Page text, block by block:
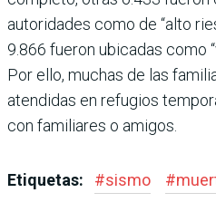
autoridades como de “alto
9.866 fueron ubicadas como
Por ello, muchas de las
atendi­das en refugios
con familia­res o amigos.
Etiquetas: #sismo #